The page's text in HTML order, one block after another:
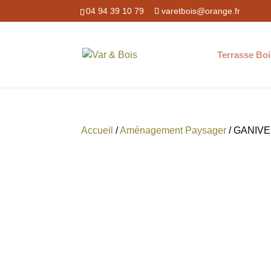
04 94 39 10 79 varetbois@orange.fr
Terrasse
Accueil /Aménagement Paysager /